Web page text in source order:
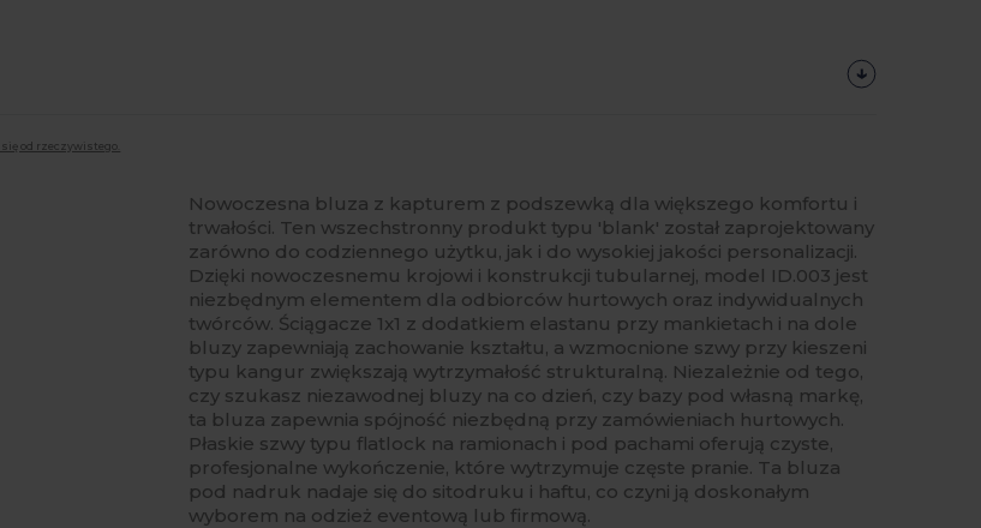
od rzeczywistego.
Nowoczesna bluza z kapturem z podszewką dla większego komfortu i
trwałości. Ten wszechstronny produkt typu 'blank' został zaprojektowany
zarówno do codziennego użytku, jak i do wysokiej jakości personalizacji.
Dzięki nowoczesnemu krojowi i konstrukcji tubularnej, model ID.003 jest
niezbędnym elementem dla odbiorców hurtowych oraz indywidualnych
twórców. Ściągacze 1x1 z dodatkiem elastanu przy mankietach i na dole
bluzy zapewniają zachowanie kształtu, a wzmocnione szwy przy kieszeni
typu kangur zwiększają wytrzymałość strukturalną. Niezależnie od tego,
czy szukasz niezawodnej bluzy na co dzień, czy bazy pod własną markę,
ta bluza zapewnia spójność niezbędną przy zamówieniach hurtowych.
Płaskie szwy typu flatlock na ramionach i pod pachami oferują czyste,
profesjonalne wykończenie, które wytrzymuje częste pranie. Ta bluza
pod nadruk nadaje się do sitodruku i haftu, co czyni ją doskonałym
wyborem na odzież eventową lub firmową.